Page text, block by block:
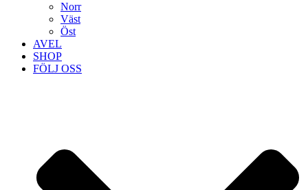
Norr
Väst
Öst
AVEL
SHOP
FÖLJ OSS